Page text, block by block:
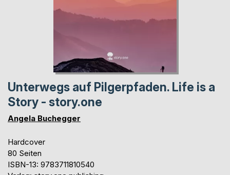
Unterwegs auf Pilgerpfaden. Life is a
Story - story.one
Angela Buchegger
Hardcover
80 Seiten
ISBN-13: 9783711810540